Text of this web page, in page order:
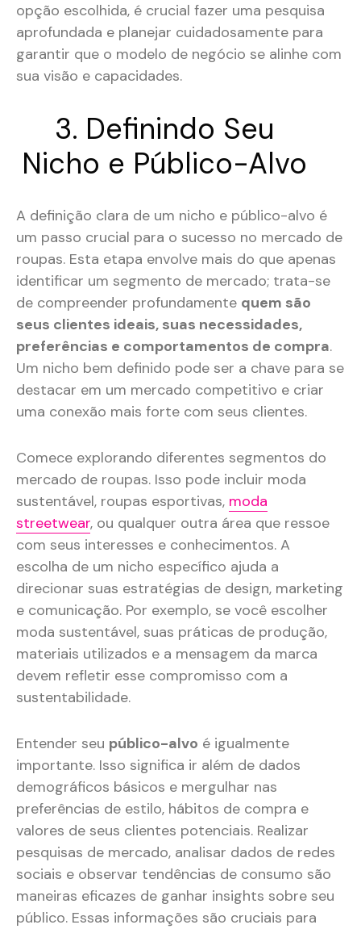
opção escolhida, é crucial fazer uma pesquisa
aprofundada e planejar cuidadosamente para
garantir que o modelo de negócio se alinhe com
sua visão e capacidades.
3. Definindo Seu
Nicho e Público-Alvo
A definição clara de um nicho e público-alvo é
um passo crucial para o sucesso no mercado de
roupas. Esta etapa envolve mais do que apenas
identificar um segmento de mercado; trata-se
de compreender profundamente quem são
seus clientes ideais, suas necessidades,
preferências e comportamentos de compra.
Um nicho bem definido pode ser a chave para se
destacar em um mercado competitivo e criar
uma conexão mais forte com seus clientes.
Comece explorando diferentes segmentos do
mercado de roupas. Isso pode incluir moda
sustentável, roupas esportivas, moda
streetwear, ou qualquer outra área que ressoe
com seus interesses e conhecimentos. A
escolha de um nicho específico ajuda a
direcionar suas estratégias de design, marketing
e comunicação. Por exemplo, se você escolher
moda sustentável, suas práticas de produção,
materiais utilizados e a mensagem da marca
devem refletir esse compromisso com a
sustentabilidade.
Entender seu público-alvo é igualmente
importante. Isso significa ir além de dados
demográficos básicos e mergulhar nas
preferências de estilo, hábitos de compra e
valores de seus clientes potenciais. Realizar
pesquisas de mercado, analisar dados de redes
sociais e observar tendências de consumo são
maneiras eficazes de ganhar insights sobre seu
público. Essas informações são cruciais para